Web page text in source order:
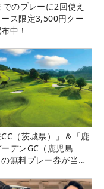
のプレーに2回使え
ス限定3,500円クー
中！
CC（茨城県）」＆「鹿
デンGC（鹿児島
無料プレー券が当た